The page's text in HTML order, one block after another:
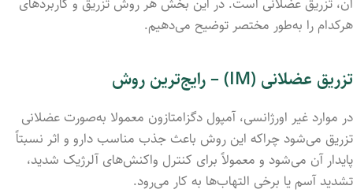
آن، تزریق عضلانی است. در این بخش هر روش تزریق و کاربردهای
هرکدام را به‌طور مختصر توضیح می‌دهیم.
تزریق عضلانی (IM) – رایج‌ترین روش
در موارد غیر اورژانسی، آمپول دگزامتازون معمولا به‌صورت عضلانی
تزریق می‌شود چراکه این روش باعث جذب مناسب دارو و اثر نسبتاً
پایدار آن می‌شود و معمولاً برای کنترل واکنش‌های آلرژیک شدید،
تشدید آسم یا برخی التهاب‌ها به کار می‌رود.